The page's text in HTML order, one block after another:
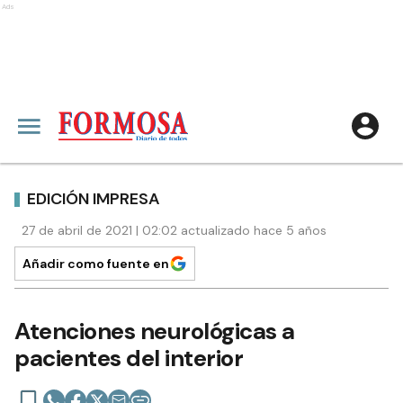
Ads
EDICIÓN IMPRESA
27 de abril de 2021 | 02:02 actualizado hace 5 años
Añadir como fuente en
Atenciones neurológicas a
pacientes del interior